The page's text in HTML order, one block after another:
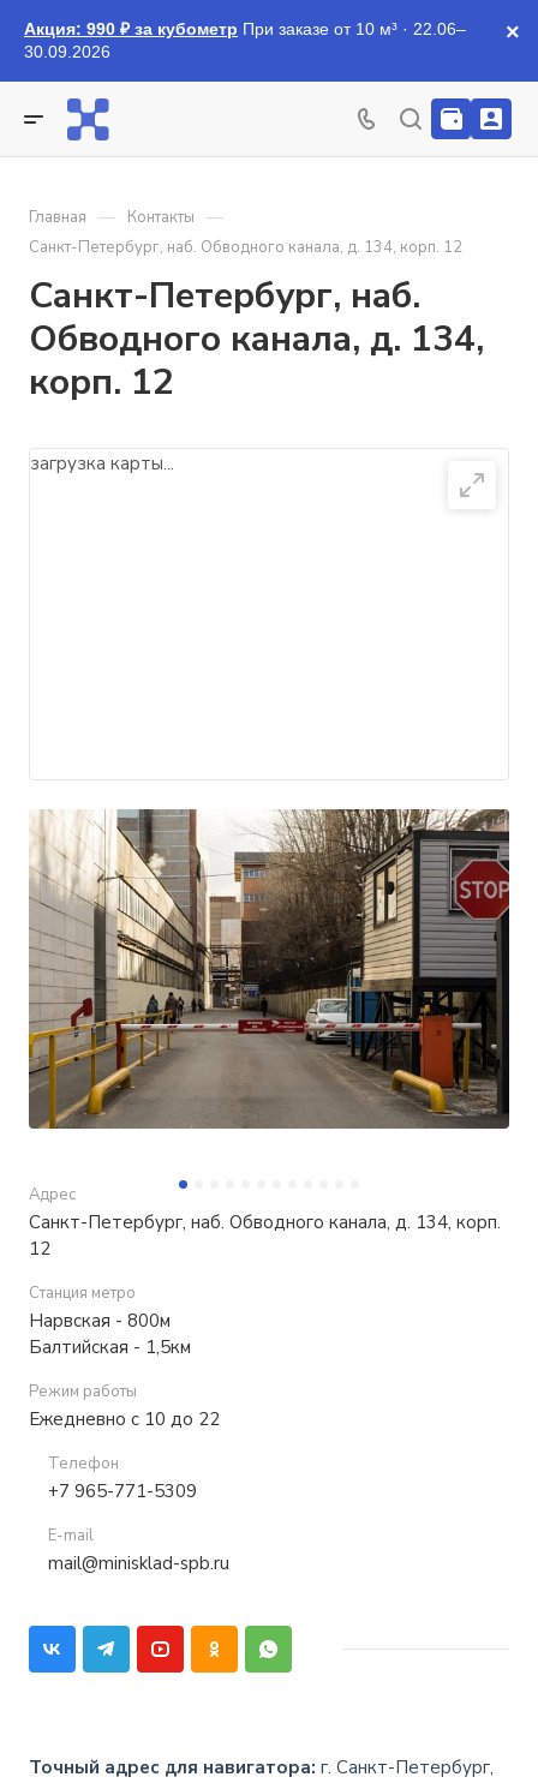
Акция: 990 ₽ за кубометр При заказе от 10 м³ · 22.06–
30.09.2026
×
Главная — Контакты —
Санкт-Петербург, наб. Обводного канала, д. 134, корп. 12
Санкт-Петербург, наб.
Обводного канала, д. 134,
корп. 12
Адрес
Санкт-Петербург, наб. Обводного канала, д. 134, корп.
12
Станция метро
Нарвская - 800м
Балтийская - 1,5км
Режим работы
Ежедневно с 10 до 22
Телефон
+7 965-771-5309
E-mail
mail@minisklad-spb.ru
Точный адрес для навигатора: г. Санкт-Петербург,
загрузка карты...